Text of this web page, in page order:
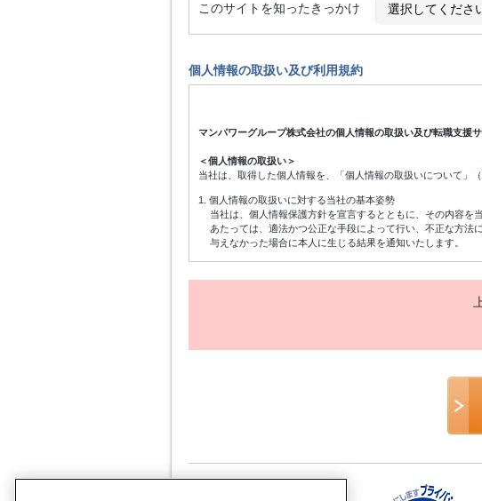
このサイトを知ったきっかけ
個人情報の取扱い及び利用規約
マンパワーグループ株式会社の個人情報の取扱い及び転職支援
＜個人情報の取扱い＞
当社は、取得した個人情報を、「個人情報の取扱いについて」（
1. 個人情報の取扱いに対する当社の基本姿勢
当社は、個人情報保護方針を宣言するとともに、その内容
あたっては、適法かつ公正な手段によって行い、不正な方
与えなかった場合に本人に生じる結果を通知いたします。
個人情報は、登録手続きのための連絡・受付、職業紹介関
ための各種アンケートの依頼、当社に対する質問・相談等
個人情報は、前項記載の目的にのみ利用し、当社の個人情
に適切に取扱います。
6. 個人情報の委託
当社で定める個人情報保護の基準を満たした企業に、2の利